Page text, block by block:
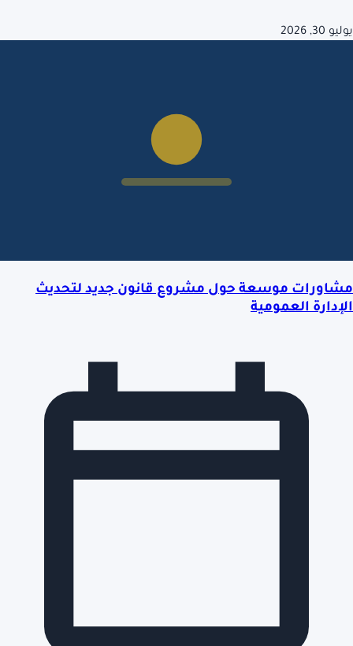
يوليو 30, 2026
مشاورات موسعة حول مشروع قانون جديد لتحديث
الإدارة العمومية